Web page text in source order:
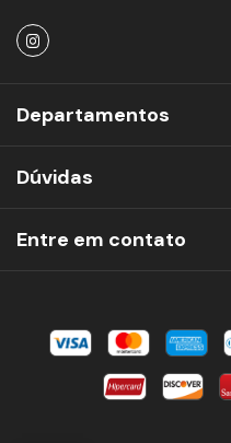
Departamentos
Dúvidas
Entre em contato